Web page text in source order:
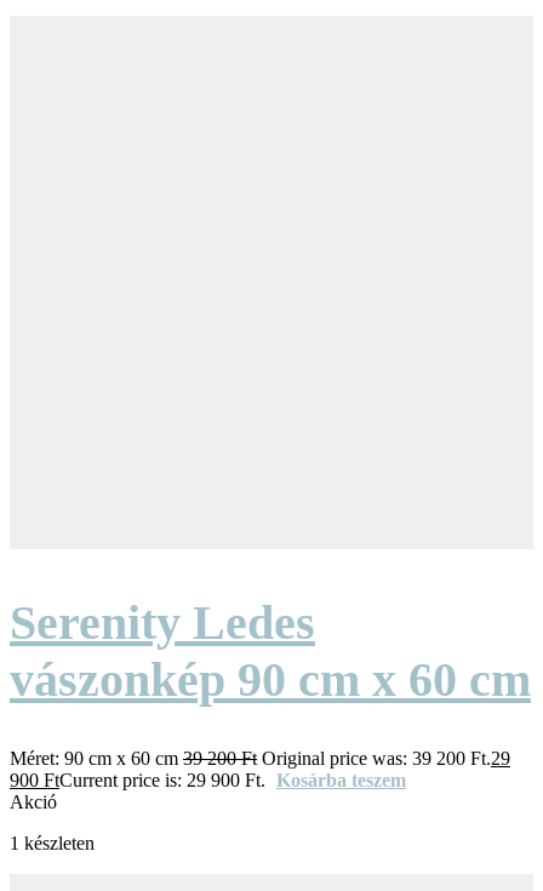
Serenity Ledes
vászonkép 90 cm x 60 cm
Méret: 90 cm x 60 cm 39 200Ft Original price was: 39 200 Ft.29
900 FtCurrent price is: 29 900 Ft. Kosárba teszem
Akció
1 készleten